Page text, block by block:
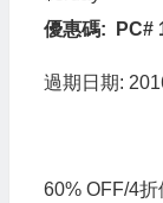
優惠碼: PC#
過期日期:
60% OFF/4折